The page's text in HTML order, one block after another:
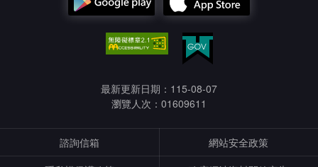
最新更新日期：115-08-07
瀏覽人次：01609611
諮詢信箱
網站安全政策